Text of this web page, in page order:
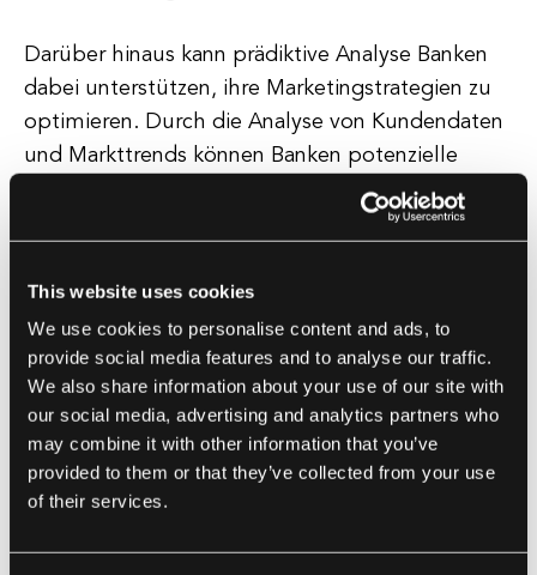
This website uses cookies
We use cookies to personalise content and ads, to
provide social media features and to analyse our traffic.
We also share information about your use of our site with
our social media, advertising and analytics partners who
may combine it with other information that you’ve
provided to them or that they’ve collected from your use
of their services.
Darüber hinaus kann prädiktive Analyse Banken
dabei unterstützen, ihre Marketingstrategien zu
optimieren. Durch die Analyse von Kundendaten
und Markttrends können Banken potenzielle
Gelegenheiten für Cross-Selling und Upselling
identifizieren sowie spezifische Kundensegmente
ansprechen. Dies hilft den Banken nicht nur, ihren
Umsatz zu steigern, sondern verbessert auch das
Gesamterlebnis der Kunden.
Zusätzlich zum Kundenbeziehungsmanagement,
Risikomanagement und Marketing kann die
prädiktive Analyse auch dazu beitragen, die
Durch die Analyse von Daten zu Kunden